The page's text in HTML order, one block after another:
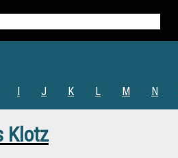
I J K L M N
Klotz